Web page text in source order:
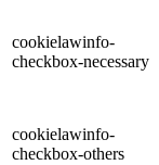
cookielawinfo-
checkbox-necessary
cookielawinfo-
checkbox-others